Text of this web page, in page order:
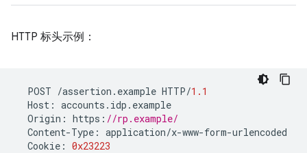
HTTP 标头示例：
POST /assertion . example HTTP/1.1
Host : accounts . idp . example
Origin : https : //rp.example/
Content-Type : application/x-www-form-urlencoded
Cookie : 0x23223